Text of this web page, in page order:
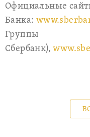
Официальные
Банка:
Группы
Сбербанк),